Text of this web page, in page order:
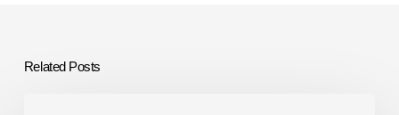
Related Posts